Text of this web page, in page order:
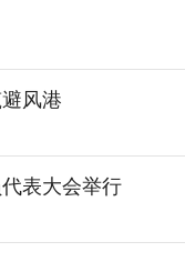
风港
表大会举行